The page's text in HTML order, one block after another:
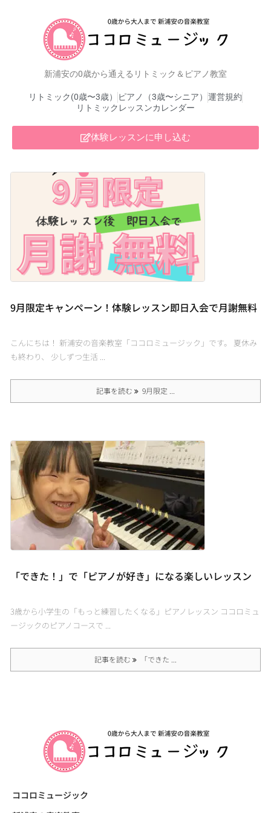
新浦安の0歳から通えるリトミック＆ピアノ教室
リトミック(0歳〜3歳） ピアノ（3歳〜シニア） 運営規約
リトミックレッスンカレンダー
体験レッスンに申し込む
9月限定キャンペーン！体験レッスン即日入会で月謝無料
こんにちは！ 新浦安の音楽教室「ココロミュージック」です。 夏休み
も終わり、 少しずつ生活 ...
記事を読む 9月限定 ...
「できた！」で「ピアノが好き」になる楽しいレッスン
3歳から小学生の「もっと練習したくなる」ピアノレッスン ココロミュ
ージックのピアノコースで ...
記事を読む 「できた ...
ココロミュージック